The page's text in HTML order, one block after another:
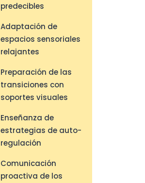
predecibles
Adaptación de
espacios sensoriales
relajantes
Preparación de las
transiciones con
soportes visuales
Enseñanza de
estrategias de auto-
regulación
Comunicación
proactiva de los